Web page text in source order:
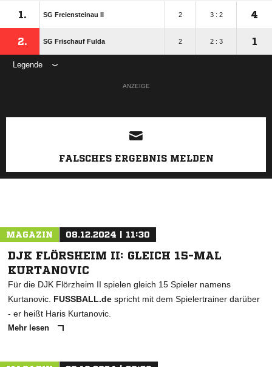
1. SG Freiensteinau II 2 3 : 2 4
2. SG Frischauf Fulda 2 2 : 3 1
Legende
ANZEIGE
FALSCHES ERGEBNIS MELDEN
MAGAZIN 08.12.2024 | 11:30
DJK FLÖRSHEIM II: GLEICH 15-MAL
KURTANOVIC
Für die DJK Flörzheim II spielen gleich 15 Spieler namens
Kurtanovic. FUSSBALL.de spricht mit dem Spielertrainer darüber
- er heißt Haris Kurtanovic.
Mehr lesen